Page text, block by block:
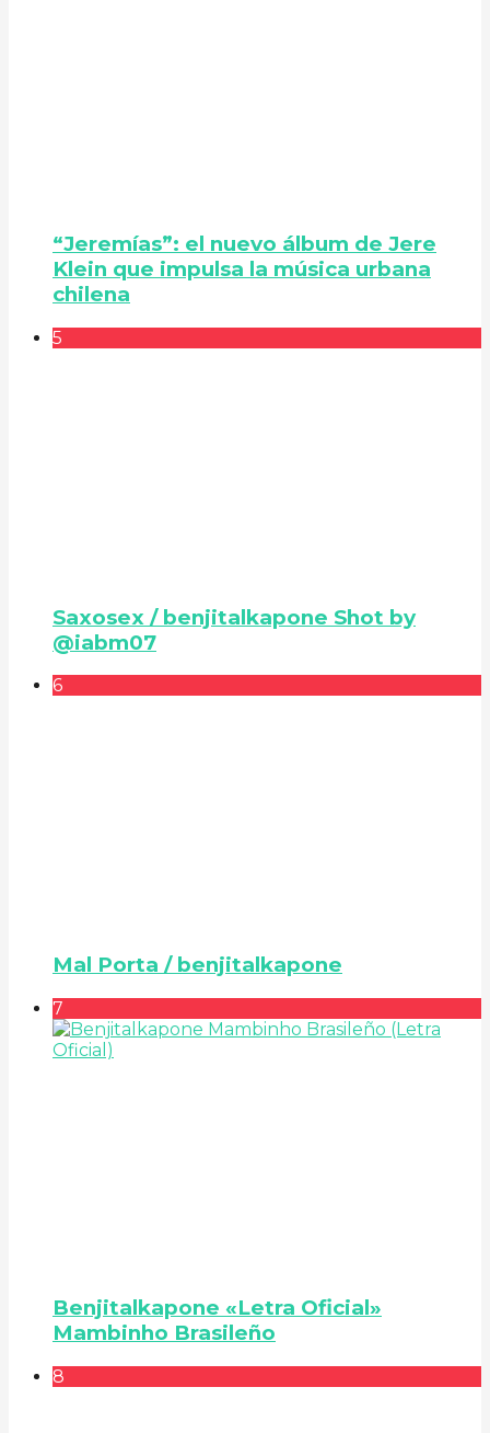
“Jeremías”: el nuevo álbum de Jere
Klein que impulsa la música urbana
chilena
5
Saxosex / benjitalkapone Shot by
@iabm07
6
Mal Porta / benjitalkapone
7
Benjitalkapone «Letra Oficial»
Mambinho Brasileño
8